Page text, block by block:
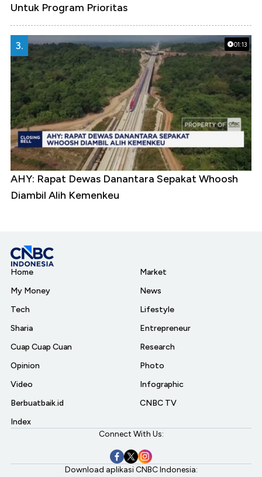
Untuk Program Prioritas
01:13
3.
AHY: Rapat Dewas Danantara Sepakat Whoosh
Diambil Alih Kemenkeu
Home
My Money
Tech
Sharia
Cuap Cuap Cuan
Opinion
Video
Berbuatbaik.id
Index
Market
News
Lifestyle
Entrepreneur
Research
Photo
Infographic
CNBC TV
Connect With Us:
Download aplikasi CNBC Indonesia: